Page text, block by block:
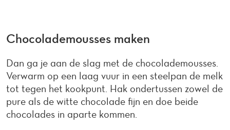
Chocolademousses maken
Dan ga je aan de slag met de chocolademousses.
Verwarm op een laag vuur in een steelpan de melk
tot tegen het kookpunt. Hak ondertussen zowel de
pure als de witte chocolade fijn en doe beide
chocolades in aparte kommen.